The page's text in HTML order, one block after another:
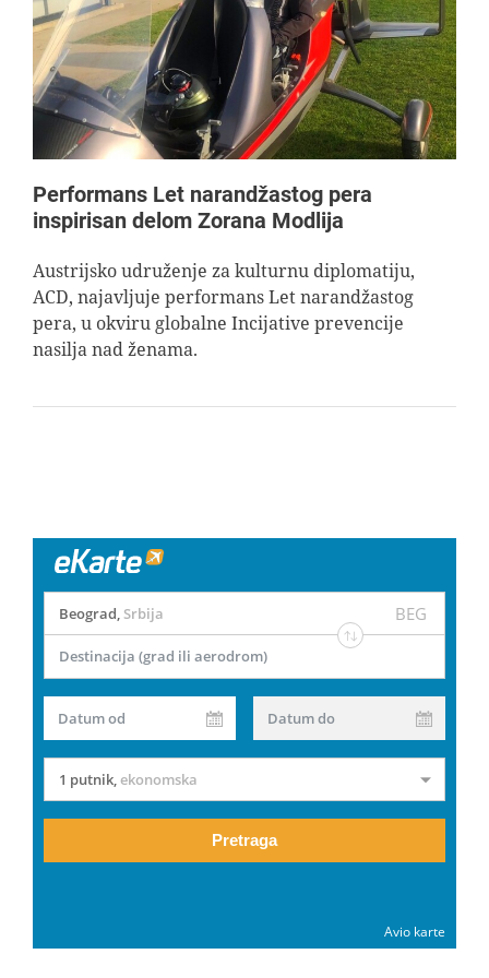
AVIOPEDIA
SPECIJAL
FOTO PRIČA
TEMA
AGENT
Search
Performans Let narandžastog pera
inspirisan delom Zorana Modlija
Austrijsko udruženje za kulturnu diplomatiju,
ACD, najavljuje performans Let narandžastog
pera, u okviru globalne Incijative prevencije
nasilja nad ženama.
Beograd, Srbija BEG
Destinacija (grad ili aerodrom)
Datum od Datum do
1 putnik,ekonomska
Pretraga
Avio karte